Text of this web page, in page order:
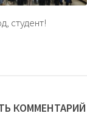
студент!
КОММЕНТАРИЙ